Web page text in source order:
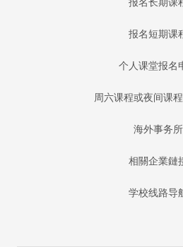
报名短期课
个人课堂报名
周六课程或夜间课
海外事务所
相關企業鏈
学校线路导